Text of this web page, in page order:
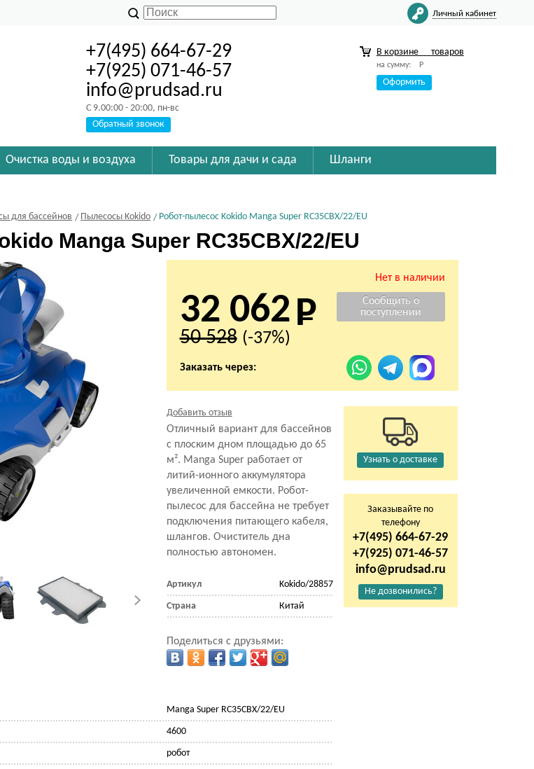
Личный кабинет
+7(495) 664-67-29
+7(925) 071-46-57
info@prudsad.ru
C 9.00:00 - 20:00, пн-вс
Обратный звонок
В корзине товаров
на сумму: Р
Оформить
Очистка воды и воздуха Товары для дачи и сада Шланги
для бассейнов Пылесосы Kokido Робот-пылесос Kokido Manga Super RC35CBX/22/EU
Manga Super RC35CBX/22/EU
Нет в наличии
32 062
50 528 (-37%)
Заказать через:
Добавить отзыв
Отличный вариант для бассейнов
с плоским дном площадью до 65
м². Manga Super работает от
литий-ионного аккумулятора
увеличенной емкости. Робот-
пылесос для бассейна не требует
подключения питающего кабеля,
шлангов. Очиститель дна
полностью автономен.
Артикул Kokido/28857
Страна Китай
Поделиться с друзьями:
Manga Super RC35CBX/22/EU
4600
робот
Узнать о доставке
Заказывайте по
телефону
+7(495) 664-67-29
+7(925) 071-46-57
info@prudsad.ru
Не дозвонились?